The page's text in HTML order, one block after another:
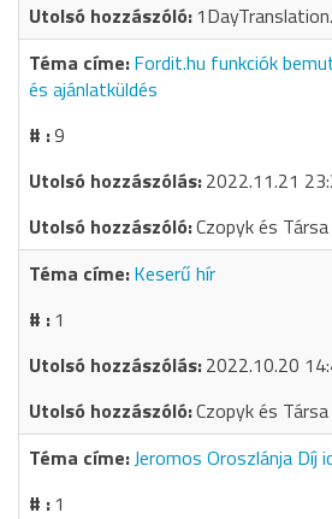
Fordit.hu funkciók
és ajánlatküldés
9
2022.11.21
Czopyk és
Keserű hír
1
2022.10.20
Czopyk és
Jeromos Oroszlánja Díj
1